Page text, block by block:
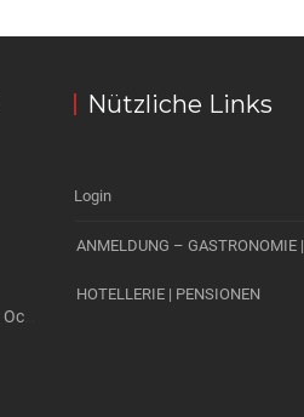
Nützliche Links
Login
ANMELDUNG – GASTRONOMIE |
HOTELLERIE | PENSIONEN